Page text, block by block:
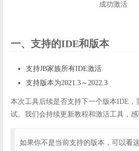
成功激活
一、支持的IDE和版本
支持JB家族所有IDE激活
支持版本为2021.3～2022.3
本次工具后续是否支持下一个版本IDE，
试。我们会持续更新教程和激活工具，感
如果你不是当前支持的版本，可以看